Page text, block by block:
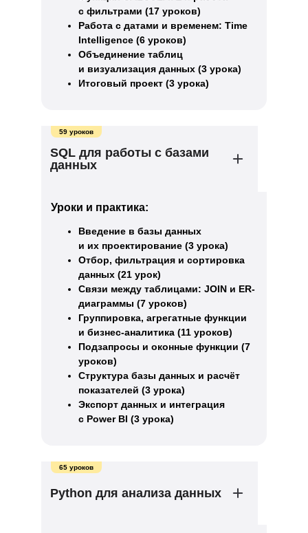
с фильтрами (17 уроков)
Работа с датами и временем: Time
Intelligence (6 уроков)
Объединение таблиц
и визуализация данных (3 урока)
Итоговый проект (3 урока)
SQL для работы с базами
данных
59 уроков
Уроки и практика:
Введение в базы данных
и их проектирование (3 урока)
Отбор, фильтрация и сортировка
данных (21 урок)
Связи между таблицами: JOIN и ER-
диаграммы (7 уроков)
Группировка, агрегатные функции
и бизнес-аналитика (11 уроков)
Подзапросы и оконные функции (7
уроков)
Структура базы данных и расчёт
показателей (3 урока)
Экспорт данных и интеграция
с Power BI (3 урока)
Python для анализа данных
65 уроков